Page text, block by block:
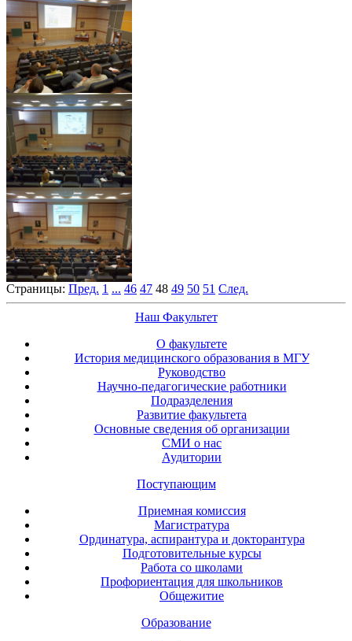
Страницы: Пред. 1 ... 46 47 48 49 50 51 След.
Наш Факультет
О факультете
История медицинского образования в МГУ
Руководство
Научно-педагогические работники
Подразделения
Развитие факультета
Основные сведения об организации
СМИ о нас
Аудитории
Поступающим
Приемная комиссия
Магистратура
Ординатура, аспирантура и докторантура
Подготовительные курсы
Работа со школами
Профориентация для школьников
Общежитие
Образование